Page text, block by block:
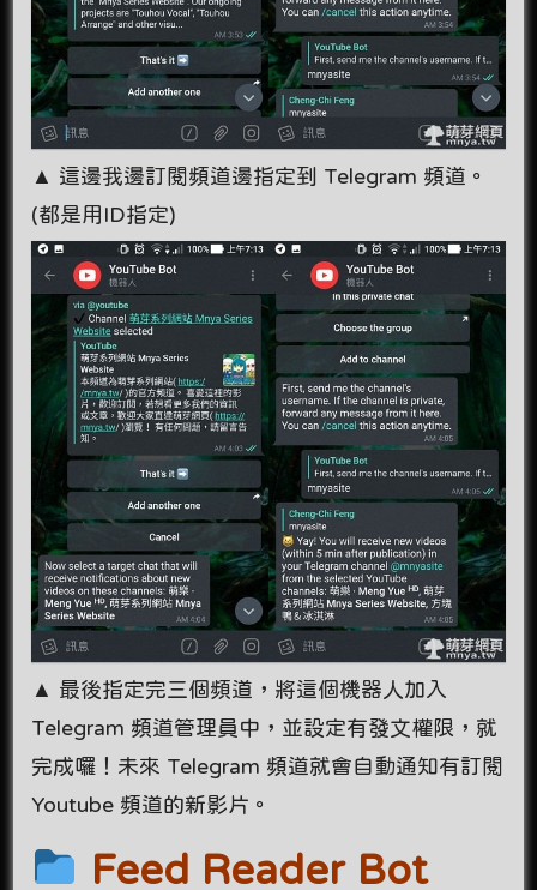
▲ 這邊我邊訂閱頻道邊指定到 Telegram 頻道。
(都是用ID指定)
▲ 最後指定完三個頻道，將這個機器人加入
Telegram 頻道管理員中，並設定有發文權限，就
完成囉！未來 Telegram 頻道就會自動通知有訂閱
Youtube 頻道的新影片。
Feed Reader Bot